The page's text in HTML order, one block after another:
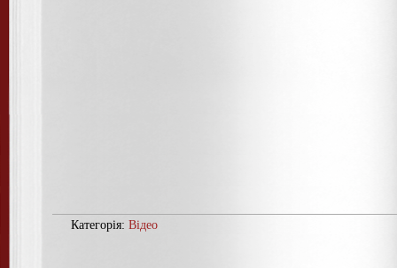
Категорія: Відео